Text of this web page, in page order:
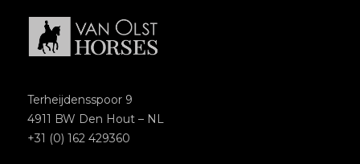
Terheijdensspoor 9
4911 BW Den Hout – NL
+31 (0) 162 429360